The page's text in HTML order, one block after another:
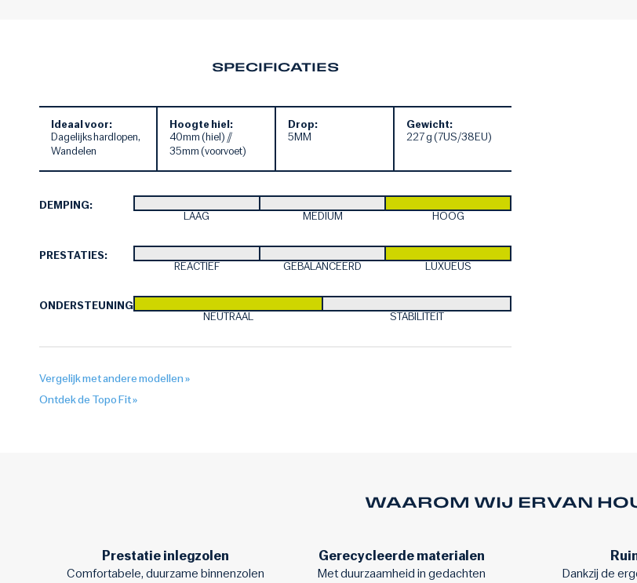
SPECIFICATIES
Ideaal voor:
Dagelijks hardlopen,
Wandelen
Hoogte hiel:
40mm (hiel) //
35mm (voorvoet)
Drop:
5MM
Gewicht:
227 g (7US/38EU)
DEMPING:
LAAG
MEDIUM HOOG
PRESTATIES:
REACTIEF
GEBALANCEERD LUXUEUS
ONDERSTEUNING:
NEUTRAAL
STABILITEIT
Vergelijk met andere modellen »
Ontdek de Topo Fit »
WAAROM WIJ ERVAN
Prestatie inlegzolen
Comfortabele, duurzame binnenzolen
Gerecycleerde materialen
Met duurzaamheid in gedachten
Dankzij de